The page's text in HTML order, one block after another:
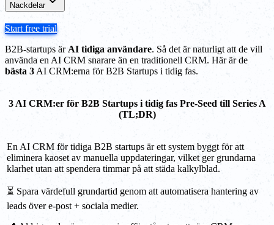
Nackdelar
Start free trial
B2B-startups är AI tidiga användare. Så det är naturligt att de vill
använda en AI CRM snarare än en traditionell CRM. Här är de
bästa 3 AI CRM:erna för B2B Startups i tidig fas.
3 AI CRM:er för B2B Startups i tidig fas Pre-Seed till Series A
(TL;DR)
En AI CRM för tidiga B2B startups är ett system byggt för att
eliminera kaoset av manuella uppdateringar, vilket ger grundarna
klarhet utan att spendera timmar på att städa kalkylblad.
⏳ Spara värdefull grundartid genom att automatisera hantering av
leads över e-post + sociala medier.